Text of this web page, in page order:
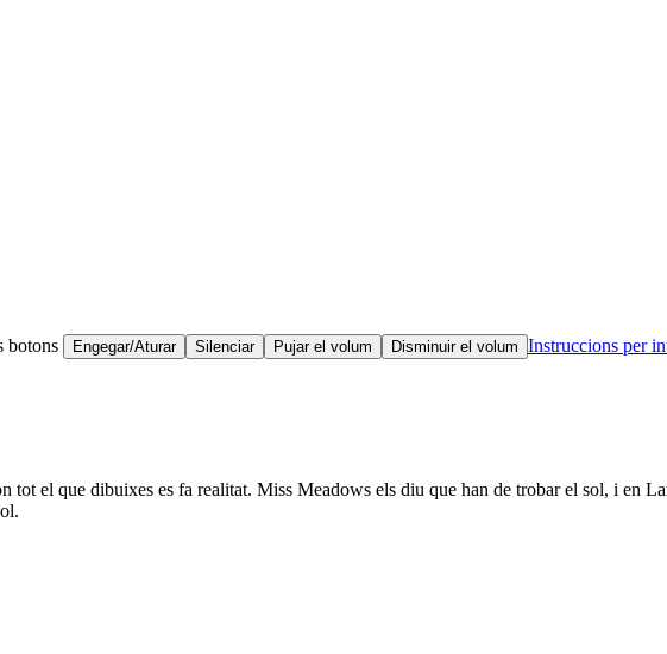
botons Engegar/Aturar Silenciar Pujar el volum Disminuir el volum Instruccions per
tot el que dibuixes es fa realitat. Miss Meadows els diu que han de trobar el sol, i en